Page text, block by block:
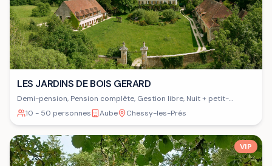
LES JARDINS DE BOIS GERARD
Demi-pension, Pension complète, Gestion libre, Nuit + petit-
déjeuner
10 - 50 personnes Aube Chessy-les-Prés
VIP